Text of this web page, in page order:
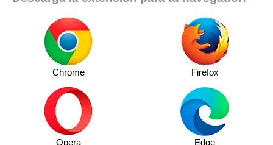
Chrome Firefox
Opera Edge